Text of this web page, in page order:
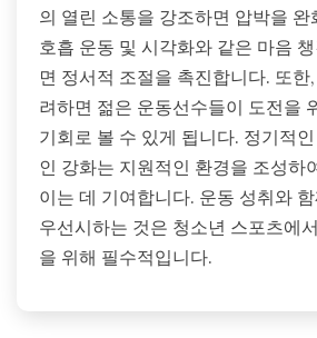
의 열린 소통을 강조하면 압박을 완
호흡 운동 및 시각화와 같은 마음
면 정서적 조절을 촉진합니다. 또
려하면 젊은 운동선수들이 도전을
기회로 볼 수 있게 됩니다. 정기적
인 강화는 지원적인 환경을 조성하
이는 데 기여합니다. 운동 성취와
우선시하는 것은 청소년 스포츠에
을 위해 필수적입니다.